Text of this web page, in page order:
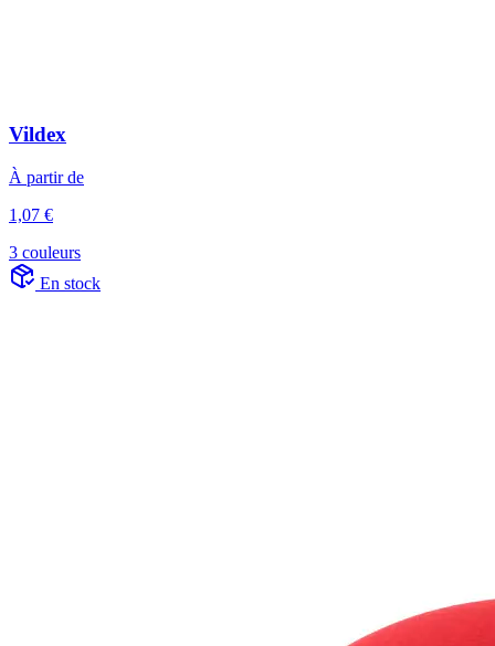
Vildex
À partir de
1,07 €
3 couleurs
En stock